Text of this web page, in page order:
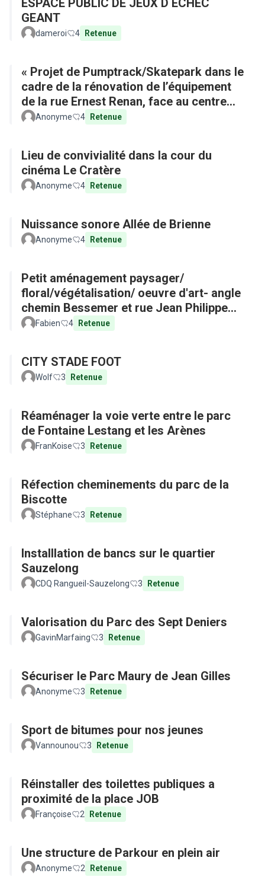
ESPACE PUBLIC DE JEUX D ECHEC
GEANT
dameroi 4 Retenue
« Projet de Pumptrack/Skatepark dans le
cadre de la rénovation de l’équipement
de la rue Ernest Renan, face au centre
commercial »
Anonyme 4 Retenue
Lieu de convivialité dans la cour du
cinéma Le Cratère
Anonyme 4 Retenue
Nuissance sonore Allée de Brienne
Anonyme 4 Retenue
Petit aménagement paysager/
floral/végétalisation/ oeuvre d'art- angle
chemin Bessemer et rue Jean Philippe
Rameau
Fabien 4 Retenue
CITY STADE FOOT
Wolf 3 Retenue
Réaménager la voie verte entre le parc
de Fontaine Lestang et les Arènes
FranKoise 3 Retenue
Réfection cheminements du parc de la
Biscotte
Stéphane 3 Retenue
Installlation de bancs sur le quartier
Sauzelong
CDQ Rangueil-Sauzelong 3 Retenue
Valorisation du Parc des Sept Deniers
GavinMarfaing 3 Retenue
Sécuriser le Parc Maury de Jean Gilles
Anonyme 3 Retenue
Sport de bitumes pour nos jeunes
Vannounou 3 Retenue
Réinstaller des toilettes publiques a
proximité de la place JOB
Françoise 2 Retenue
Une structure de Parkour en plein air
Anonyme 2 Retenue